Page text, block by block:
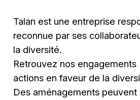
Talan est une entreprise
reconnue par ses
la diversité.
Retrouvez nos engagements
actions en faveur de la
Des aménagements